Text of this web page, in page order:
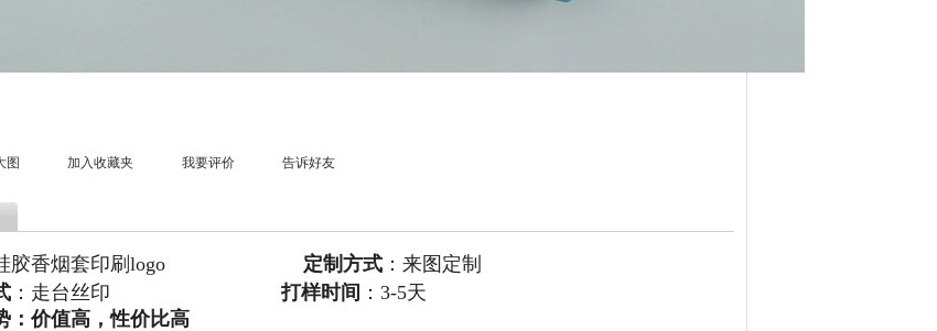
图 加入收藏夹 我要评价 告诉好友
硅胶香烟套印刷logo 定制方式 ： 来图定制
：走台丝印打样时间 ：3-5天
：价值高，性价比高